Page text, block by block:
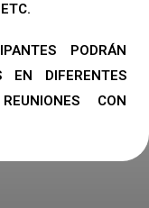
PODRÁN
EN DIFERENTES
CON